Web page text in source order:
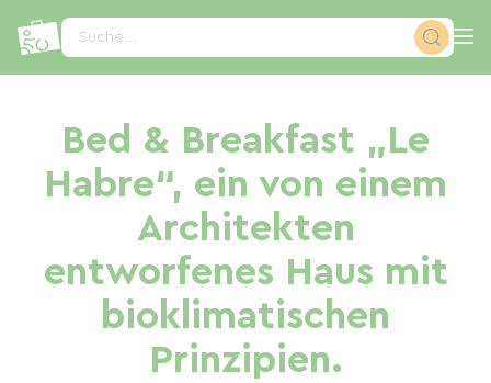
Suche...
Bed & Breakfast „Le
Habre“, ein von einem
Architekten
entworfenes Haus mit
bioklimatischen
Prinzipien.
Cookie-Einstellungen